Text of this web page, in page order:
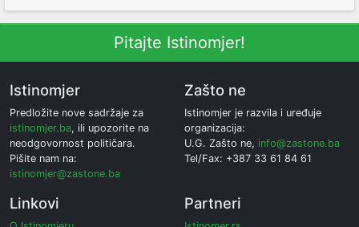
Pitajte Istinomjer!
Istinomjer
Predložite nove sadržaje za
istinomjer.ba, ili upozorite na
neodgovornost političara.
Pišite nam na:
istinomjer@zastone.ba
Zašto ne
Istinomjer je razvila i uređuje
organizacija:
U.G. Zašto ne, info@zastone.ba
Tel/Fax: +387 33 61 84 61
Linkovi Partneri